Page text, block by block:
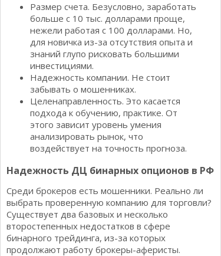
Размер счета. Безусловно, заработать
больше с 10 тыс. долларами проще,
нежели работая с 100 долларами. Но,
для новичка из-за отсутствия опыта и
знаний глупо рисковать большими
инвестициями.
Надежность компании. Не стоит
забывать о мошенниках.
Целенаправленность. Это касается
подхода к обучению, практике. От
этого зависит уровень умения
анализировать рынок, что
воздействует на точность прогноза.
Надежность ДЦ бинарных опционов в РФ
Среди брокеров есть мошенники. Реально ли
выбрать проверенную компанию для торговли?
Существует два базовых и несколько
второстепенных недостатков в сфере
бинарного трейдинга, из-за которых
продолжают работу брокеры-аферисты.